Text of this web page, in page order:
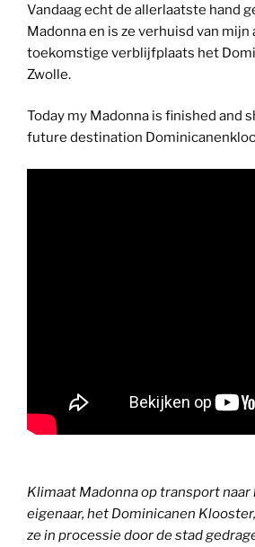
Vandaag echt de allerlaatste hand
Madonna en is ze verhuisd van mijn
toekomstige verblijfplaats het
Zwolle.
Today my Madonna is finished and
future destination
Klimaat Madonna op transport
eigenaar, het Dominicanen
ze in processie door de stad